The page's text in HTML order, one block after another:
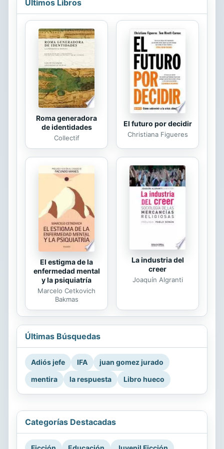
mundo, ya que somos estudiantes, y
hemos visitado más de 50 países
hasta ahora. Nos encanta encontrar
soluciones para viajar a precios
asequibles y maximizar nuestro
presupuesto para descubrir tesoros
ocultos durante nuestra estancia, ¡al
igual que usted! ¡Prepare y viva
sus...
Últimos Libros
Roma generadora
de identidades
Collectif
El futuro por decidir
Christiana Figueres
El estigma de la
enfermedad mental
y la psiquiatría
Marcelo Cetkovich
Bakmas
La industria del
creer
Joaquín Algranti
Últimas Búsquedas
Adiós jefe IFA
juan gomez jurado
mentira
la respuesta Libro hueco
Categorías Destacadas